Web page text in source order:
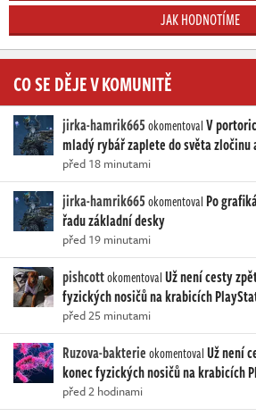
JAK HODNOTÍME
CO SE DĚJE V KOMUNITĚ
jirka-hamrik665okomentovalV
mladý rybář zaplete do světa zločinu
před 18 minutami
jirka-hamrik665okomentoval Po
řadu základní desky
před 19 minutami
pishcottokomentovalUž není cesty
fyzických nosičů na krabicích
před 25 minutami
Ruzova-bakterieokomentovalUž není
konec fyzických nosičů na krabicích
před 2 hodinami